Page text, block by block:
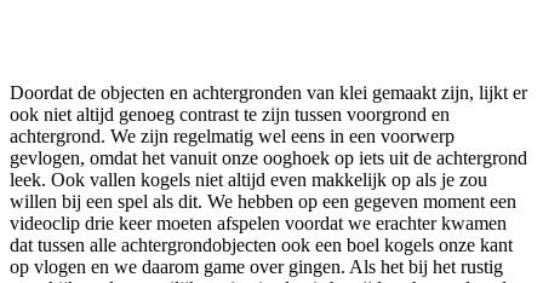
Doordat de objecten en achtergronden van klei gemaakt zijn, lijkt er
ook niet altijd genoeg contrast te zijn tussen voorgrond en
achtergrond. We zijn regelmatig wel eens in een voorwerp
gevlogen, omdat het vanuit onze ooghoek op iets uit de achtergrond
leek. Ook vallen kogels niet altijd even makkelijk op als je zou
willen bij een spel als dit. We hebben op een gegeven moment een
videoclip drie keer moeten afspelen voordat we erachter kwamen
dat tussen alle achtergrondobjecten ook een boel kogels onze kant
op vlogen en we daarom game over gingen. Als het bij het rustig